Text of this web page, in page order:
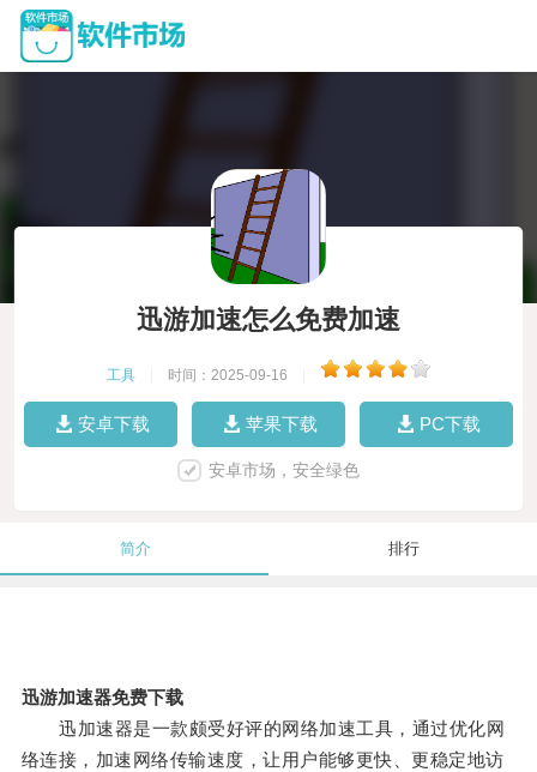
迅游加速怎么免费加速
工具 时间：2025-09-16
安卓下载 苹果下载 PC下载
安卓市场，安全绿色
简介 排行
迅游加速器免费下载
迅加速器是一款颇受好评的网络加速工具，通过优化网
络连接，加速网络传输速度，让用户能够更快、更稳定地访